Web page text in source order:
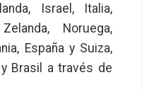
Israel, Italia,
Noruega,
España y Suiza,
Brasil a través de